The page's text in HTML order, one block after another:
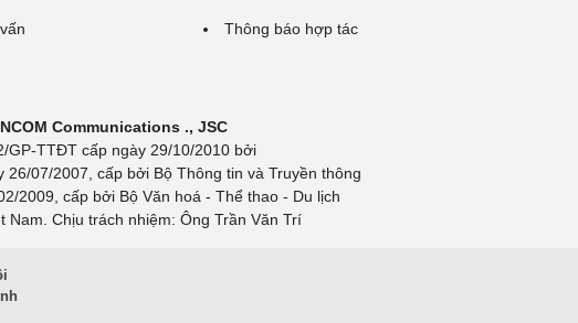
Thông báo hợp tác
Communications ., JSC
GP-TTĐT cấp ngày 29/10/2010 bởi
07/2007, cấp bởi Bộ Thông tin và Truyền thông
2009, cấp bởi Bộ Văn hoá - Thể thao - Du lịch
Chịu trách nhiệm: Ông Trần Văn Trí